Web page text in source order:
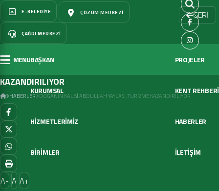
E-BELEDIYE ÇÖZÜM MERKEZI
ÇAĞRI MERKEZI
MENUBAŞKAN
KURUMSAL
HİZMETLERİMİZ
BİRİMLER
PROJELER
KENT REHBERİ
HABERLER
İLETİŞİM
DOĞANIN KALBİ ABDULLAH YAYLASI, TURİZME
KAZANDIRILIYOR
HABERLER DOĞANIN KALBİ ABDULLAH YAYLASI, TURİZME KAZANDIRILIYOR
A- A A+
GERİ